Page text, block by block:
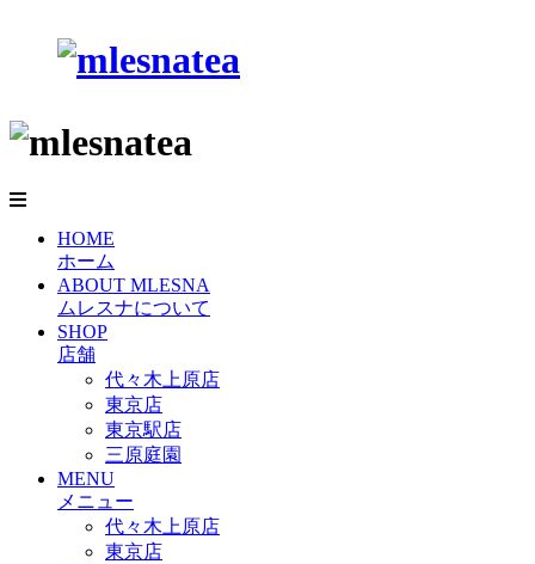
HOME
ホーム
ABOUT MLESNA
ムレスナについて
SHOP
店舗
代々木上原店
東京店
東京駅店
三原庭園
MENU
メニュー
代々木上原店
東京店